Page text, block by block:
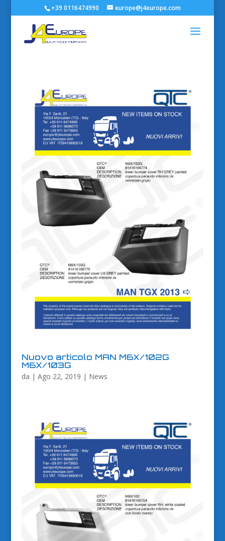
+39 0116474990 europe@j4europe.com
Nuovo articolo MAN M6X/102G
M6X/103G
da | Ago 22, 2019 | News